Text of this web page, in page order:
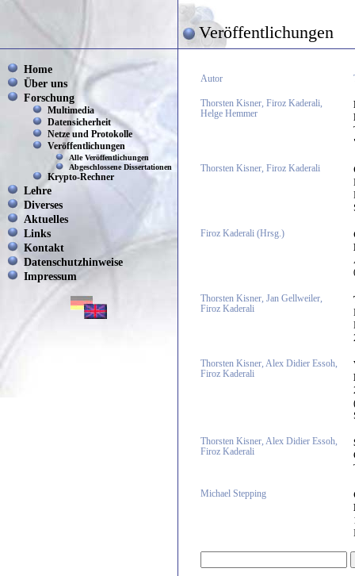
Veröffentlichungen
Home
Über uns
Forschung
Multimedia
Datensicherheit
Netze und Protokolle
Veröffentlichungen
Alle Veröffentlichungen
Abgeschlossene Dissertationen
Krypto-Rechner
Lehre
Diverses
Aktuelles
Links
Kontakt
Datenschutzhinweise
Impressum
Autor
Thorsten Kisner, Firoz Kaderali,
Helge Hemmer
Thorsten Kisner, Firoz Kaderali
Firoz Kaderali (Hrsg.)
Thorsten Kisner, Jan Gellweiler,
Firoz Kaderali
Thorsten Kisner, Alex Didier Essoh,
Firoz Kaderali
Thorsten Kisner, Alex Didier Essoh,
Firoz Kaderali
Michael Stepping